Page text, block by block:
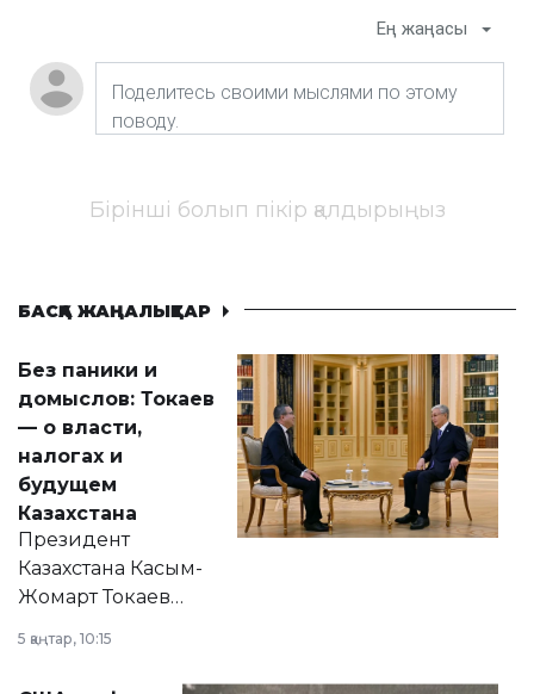
Ең жаңасы
Бірінші болып пікір қалдырыңыз
БАСҚА ЖАҢАЛЫҚТАР
Без паники и
домыслов: Токаев
— о власти,
налогах и
будущем
Казахстана
Президент
Казахстана Касым-
Жомарт Токаев
сразу несколько
актуальных тем —
5 қаңтар, 10:15